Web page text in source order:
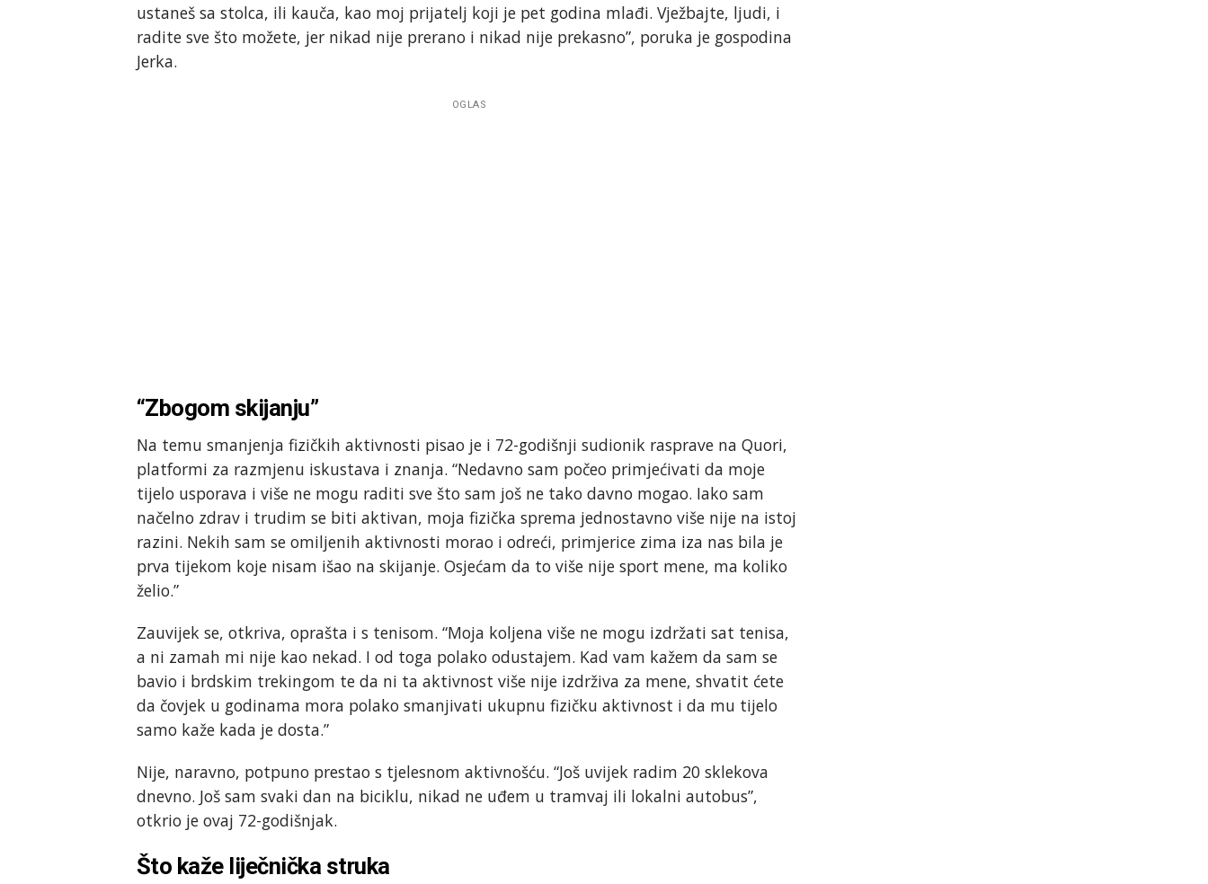
ustaneš sa stolca, ili kauča, kao moj prijatelj koji je pet godina mlađi. Vježbajte, ljudi, i
radite sve što možete, jer nikad nije prerano i nikad nije prekasno”, poruka je gospodina
Jerka.
OGLAS
“Zbogom skijanju”
Na temu smanjenja fizičkih aktivnosti pisao je i 72-godišnji sudionik rasprave na Quori,
platformi za razmjenu iskustava i znanja. “Nedavno sam počeo primjećivati da moje
tijelo usporava i više ne mogu raditi sve što sam još ne tako davno mogao. Iako sam
načelno zdrav i trudim se biti aktivan, moja fizička sprema jednostavno više nije na istoj
razini. Nekih sam se omiljenih aktivnosti morao i odreći, primjerice zima iza nas bila je
prva tijekom koje nisam išao na skijanje. Osjećam da to više nije sport mene, ma koliko
želio.”
Zauvijek se, otkriva, oprašta i s tenisom. “Moja koljena više ne mogu izdržati sat tenisa,
a ni zamah mi nije kao nekad. I od toga polako odustajem. Kad vam kažem da sam se
bavio i brdskim trekingom te da ni ta aktivnost više nije izdrživa za mene, shvatit ćete
da čovjek u godinama mora polako smanjivati ukupnu fizičku aktivnost i da mu tijelo
samo kaže kada je dosta.”
Nije, naravno, potpuno prestao s tjelesnom aktivnošću. “Još uvijek radim 20 sklekova
dnevno. Još sam svaki dan na biciklu, nikad ne uđem u tramvaj ili lokalni autobus”,
otkrio je ovaj 72-godišnjak.
Što kaže liječnička struka